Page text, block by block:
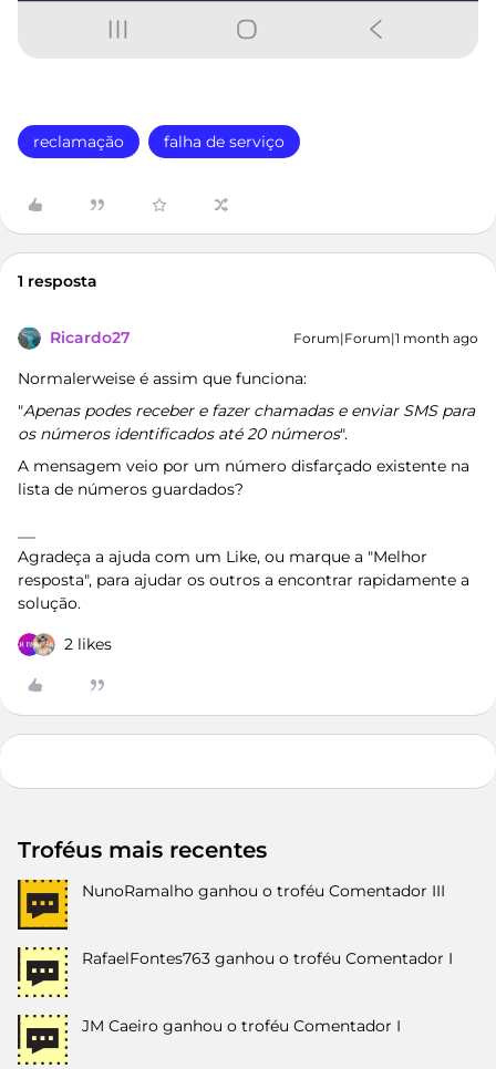
reclamação falha de serviço
1 resposta
Ricardo27 Forum|Forum|1 month ago
Normalerweise é assim que funciona:
"Apenas podes receber e fazer chamadas e enviar SMS para
os números identificados até 20 números".
A mensagem veio por um número disfarçado existente na
lista de números guardados?
Agradeça a ajuda com um Like, ou marque a "Melhor
resposta", para ajudar os outros a encontrar rapidamente a
solução.
2 likes
Troféus mais recentes
NunoRamalho ganhou o troféu Comentador III
RafaelFontes763 ganhou o troféu Comentador I
JM Caeiro ganhou o troféu Comentador I